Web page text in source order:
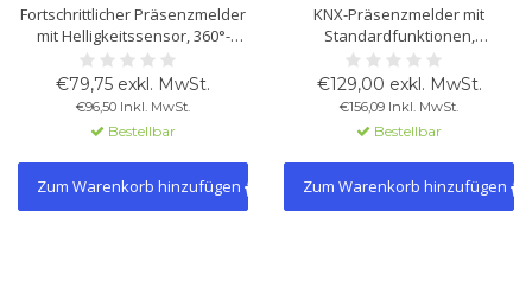
Fortschrittlicher Präsenzmelder
mit Helligkeitssensor, 360°-
Erfassung,
Konstantlichtregelung und KNX-
Kompatibilität. Ideal für
Deckenmontage.
€79,75 exkl. MwSt.
€96,50 Inkl. MwSt.
Bestellbar
Zum Warenkorb hinzufügen
KNX-Präsenzmelder mit
Standardfunktionen,
Lichtregelung und integriertem
BLE-Beacon für intelligente
Interaktion über mobile Geräte.
Ideal für energieeffiziente
Erkennung, Automatisierung
und Hotel- oder
Zutrittsmanagement.
€129,00 exkl. MwSt.
€156,09 Inkl. MwSt.
Bestellbar
Zum Warenkorb hinzufügen